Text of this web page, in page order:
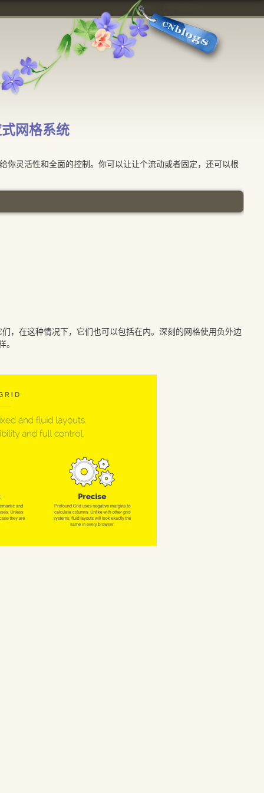
网格系统
灵活性和全面的控制。你可以让让个流动或者固定，还可以根
在这种情况下，它们也可以包括在内。深刻的网格使用负外边